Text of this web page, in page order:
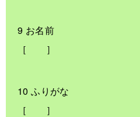
9 お名前
［ ］
10 ふりがな
［ ］